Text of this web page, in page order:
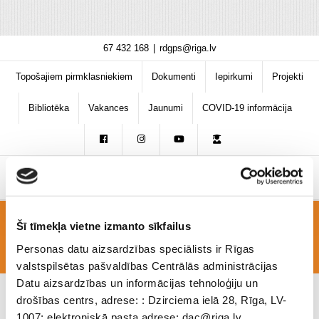
Šī tīmekļa vietne izmanto sīkfailus
Personas datu aizsardzības speciālists ir Rīgas
valstspilsētas pašvaldības Centrālās administrācijas
Datu aizsardzības un informācijas tehnoloģiju un
drošības centrs, adrese: : Dzirciema ielā 28, Rīga, LV-
content
67 432 168 rdgps@riga.lv
Topošajiem pirmklasniekiem Dokumenti Iepirkumi Projekti
Bibliotēka Vakances Jaunumi COVID-19 informācija
1.-4.kl.